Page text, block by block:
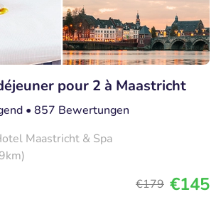
pour 2 à Maastricht
• 857 Bewertungen
Maastricht & Spa
€179 €145